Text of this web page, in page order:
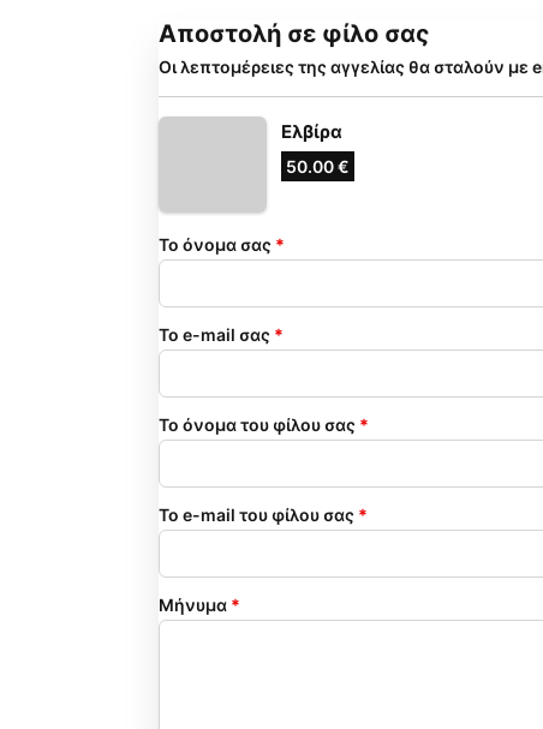
Αποστολή σε φίλο σας
Οι λεπτομέρειες της αγγελίας θα σταλούν με
Eλβίρα
50.00 €
Το όνομα σας *
Το e-mail σας *
Το όνομα του φίλου σας *
Το e-mail του φίλου σας *
Μήνυμα *